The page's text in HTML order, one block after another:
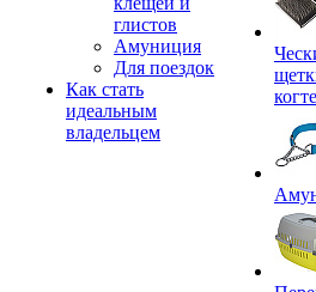
глистов
Амуниция
Для поездок
Как стать
идеальным
владельцем